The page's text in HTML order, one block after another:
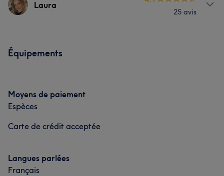
Portfolio
Laura
25 avis
Équipements
Moyens de paiement
Espèces
Carte de crédit acceptée
Langues parlées
Français